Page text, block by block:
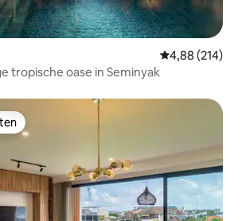
Gemiddelde
4,88 (214)
tropische oase in Seminyak